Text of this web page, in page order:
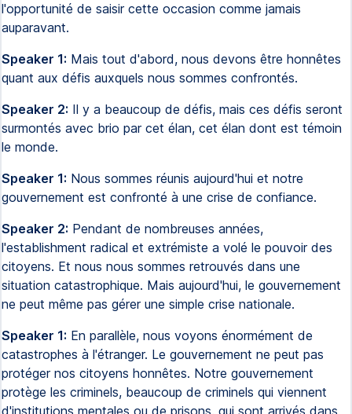
l'opportunité de saisir cette occasion comme jamais
auparavant.
Speaker 1: Mais tout d'abord, nous devons être honnêtes
quant aux défis auxquels nous sommes confrontés.
Speaker 2: Il y a beaucoup de défis, mais ces défis seront
surmontés avec brio par cet élan, cet élan dont est témoin
le monde.
Speaker 1: Nous sommes réunis aujourd'hui et notre
gouvernement est confronté à une crise de confiance.
Speaker 2: Pendant de nombreuses années,
l'establishment radical et extrémiste a volé le pouvoir des
citoyens. Et nous nous sommes retrouvés dans une
situation catastrophique. Mais aujourd'hui, le gouvernement
ne peut même pas gérer une simple crise nationale.
Speaker 1: En parallèle, nous voyons énormément de
catastrophes à l'étranger. Le gouvernement ne peut pas
protéger nos citoyens honnêtes. Notre gouvernement
protège les criminels, beaucoup de criminels qui viennent
d'institutions mentales ou de prisons, qui sont arrivés dans